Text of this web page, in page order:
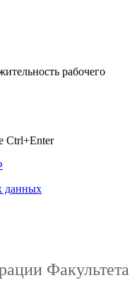
рабочего
Ctrl+Enter
данных
Факультета